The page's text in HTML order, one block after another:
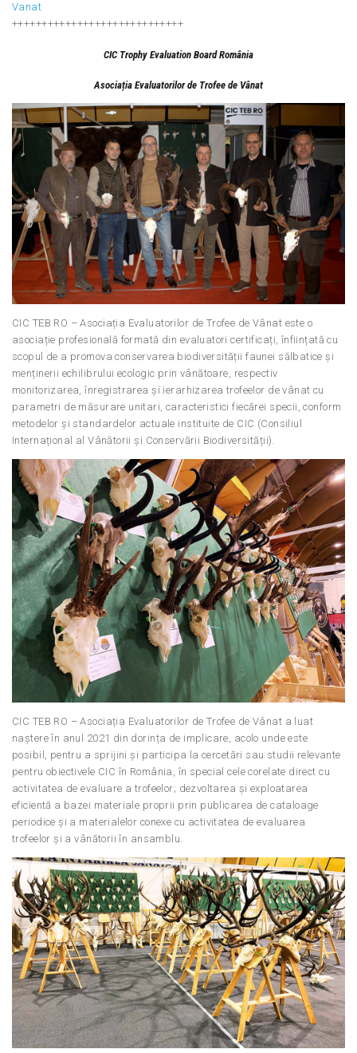
Vanat
+++++++++++++++++++++++++++++
CIC Trophy Evaluation Board România
Asociația Evaluatorilor de Trofee de Vânat
CIC TEB RO – Asociația Evaluatorilor de Trofee de Vânat este o
asociație profesională formată din evaluatori certificați, înființată cu
scopul de a promova conservarea biodiversității faunei sălbatice și
menținerii echilibrului ecologic prin vânătoare, respectiv
monitorizarea, înregistrarea și ierarhizarea trofeelor de vânat cu
parametri de măsurare unitari, caracteristici fiecărei specii, conform
metodelor și standardelor actuale instituite de CIC (Consiliul
Internațional al Vânătorii și Conservării Biodiversității).
CIC TEB RO – Asociația Evaluatorilor de Trofee de Vânat a luat
naștere în anul 2021 din dorința de implicare, acolo unde este
posibil, pentru a sprijini și participa la cercetări sau studii relevante
pentru obiectivele CIC în România, în special cele corelate direct cu
activitatea de evaluare a trofeelor; dezvoltarea și exploatarea
eficientă a bazei materiale proprii prin publicarea de cataloage
periodice și a materialelor conexe cu activitatea de evaluarea
trofeelor și a vânătorii în ansamblu.